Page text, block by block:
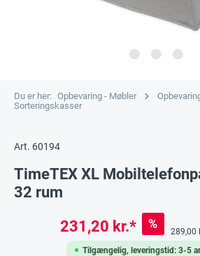
Du er her: Opbevaring - Møbler
Sorteringskasser
Art. 60194
TimeTEX XL
32 rum
Tilgængelig, leveringstid: 3-5
231,20 kr.* %
289,00